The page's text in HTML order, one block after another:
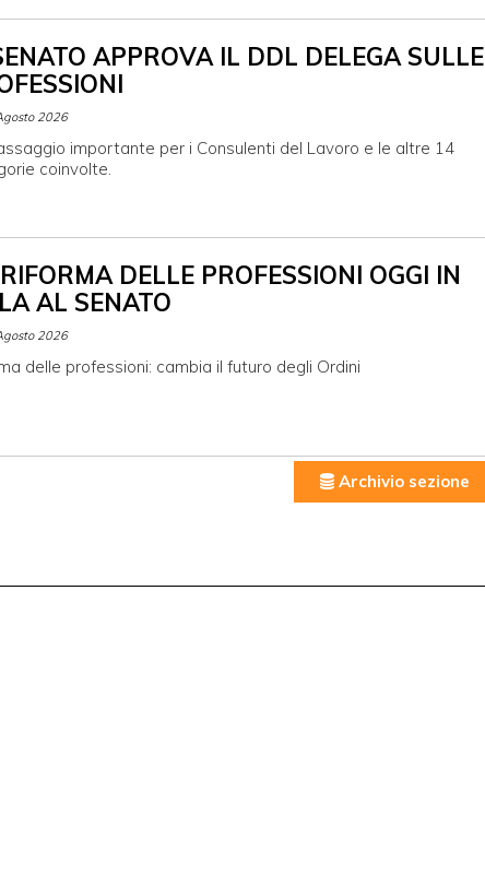
APPROVA IL DDL DELEGA SULLE
2026
importante per i Consulenti del Lavoro e le altre 14
coinvolte.
DELLE PROFESSIONI OGGI IN
AL SENATO
2026
delle professioni: cambia il futuro degli Ordini
Archivio sezione